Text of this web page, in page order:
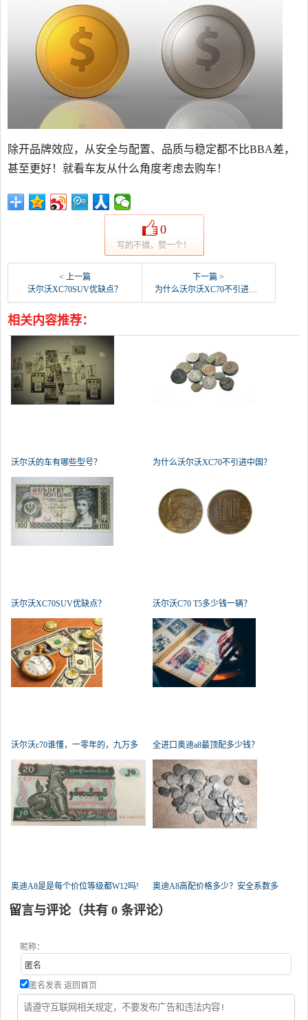
除开品牌效应，从安全与配置、品质与稳定都不比BBA差，
甚至更好！就看车友从什么角度考虑去购车！
0
写的不错，赞一个！
< 上一篇
沃尔沃XC70SUV优缺点？
下一篇 >
为什么沃尔沃XC70不引进中国？
相关内容推荐：
沃尔沃的车有哪些型号？ 为什么沃尔沃XC70不引进中国？
沃尔沃XC70SUV优缺点？ 沃尔沃C70 T5多少钱一辆？
沃尔沃c70谁懂，一零年的，九万多
公里
全进口奥迪a8最顶配多少钱？
奥迪A8是是每个价位等级都W12吗!
还
奥迪A8高配价格多少？安全系数多
高？
留言与评论（共有 0 条评论）
昵称：
匿名发表 返回首页